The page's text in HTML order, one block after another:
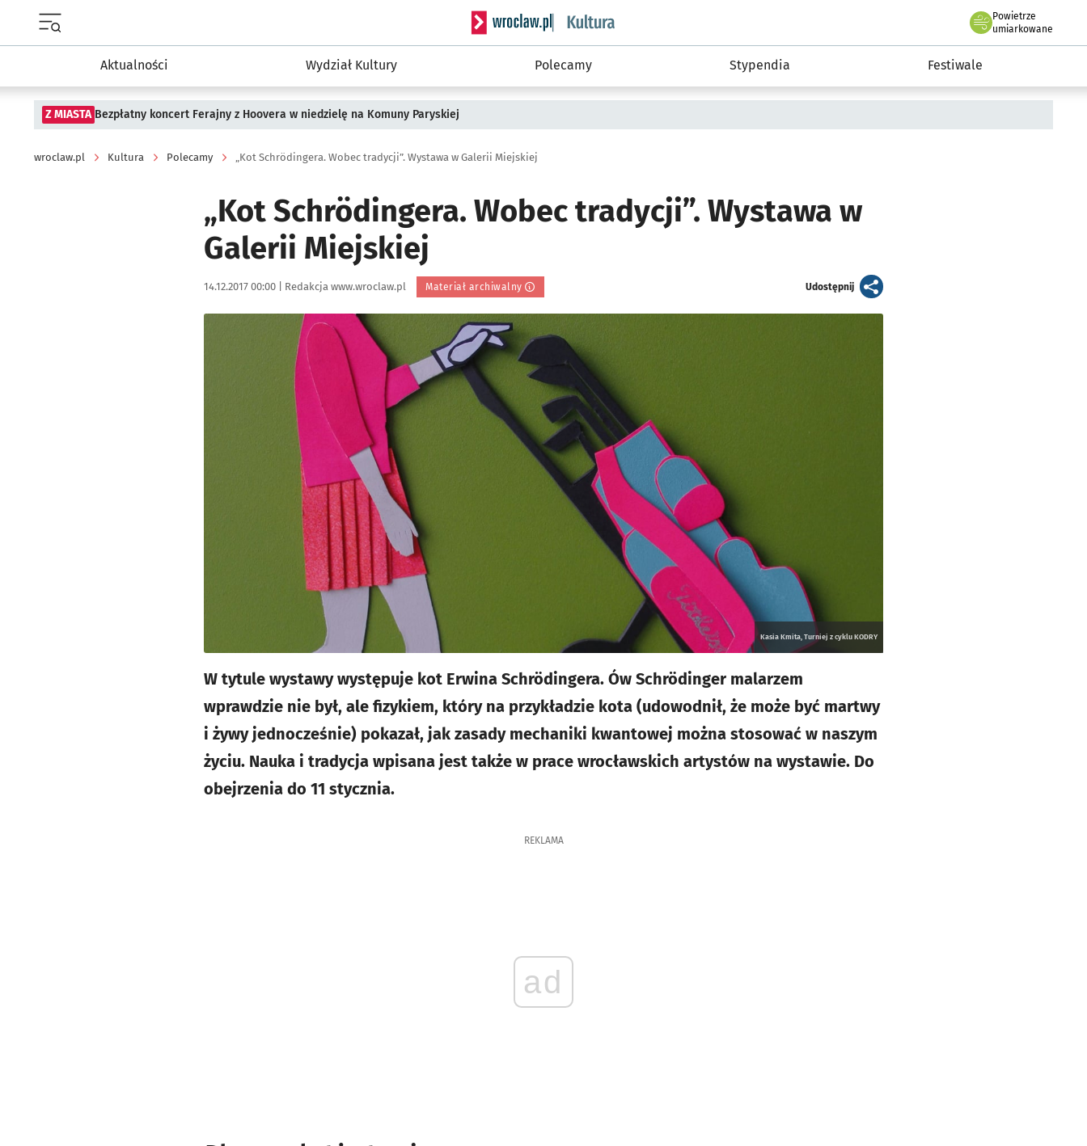
Serwis informacyjny wroclaw.pl podserwis: Kultura
Powietrze
we Wrocławiu
umiarkowane
Aktualności Wydział Kultury Polecamy Stypendia Festiwale
Z MIASTA Bezpłatny koncert Ferajny z Hoovera w niedzielę na Komuny Paryskiej
wroclaw.pl Kultura Polecamy „Kot Schrödingera. Wobec tradycji”. Wystawa w Galerii Miejskiej
„Kot Schrödingera. Wobec tradycji”. Wystawa w
Galerii Miejskiej
Data publikacji:
14.12.2017 00:00 | Autor:
Redakcja www.wroclaw.pl Materiał archiwalny Udostępnijartykuł
Kliknij, aby powiększyć
Kasia Kmita, Turniej z cyklu KODRY
W tytule wystawy występuje kot Erwina Schrödingera. Ów Schrödinger malarzem
wprawdzie nie był, ale fizykiem, który na przykładzie kota (udowodnił, że może być martwy
i żywy jednocześnie) pokazał, jak zasady mechaniki kwantowej można stosować w naszym
życiu. Nauka i tradycja wpisana jest także w prace wrocławskich artystów na wystawie. Do
obejrzenia do 11 stycznia.
REKLAMA
ad